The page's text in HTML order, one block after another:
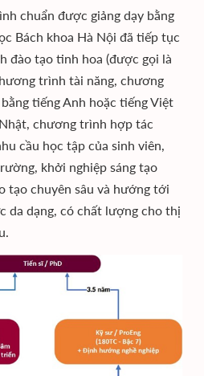
chuẩn được giảng dạy bằng
Bách khoa Hà Nội đã tiếp tục
đào tạo tinh hoa (được gọi là
trình tài năng, chương
tiếng Anh hoặc tiếng Việt
chương trình hợp tác
cầu học tập của sinh viên,
khởi nghiệp sáng tạo
tạo chuyên sâu và hướng tới
da dạng, có chất lượng cho thị